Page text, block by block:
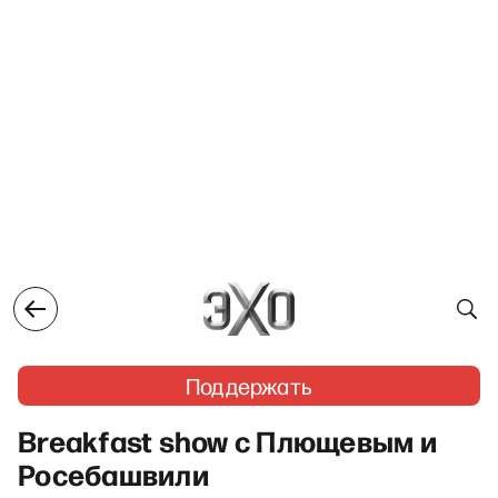
Поддержать
Breakfast show с Плющевым и
Росебашвили